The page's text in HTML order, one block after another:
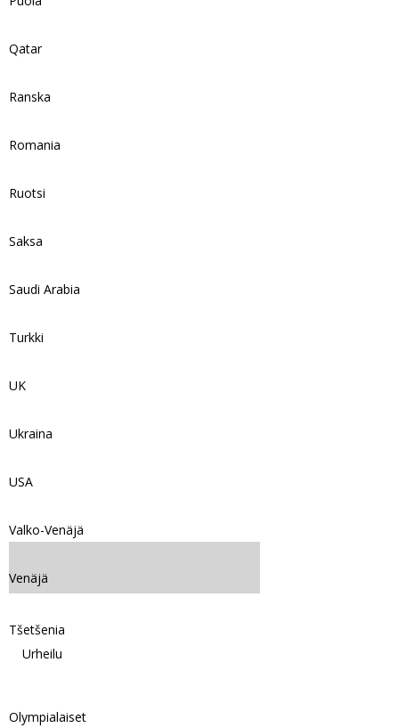
Qatar
Ranska
Romania
Ruotsi
Saksa
Saudi Arabia
Turkki
UK
Ukraina
USA
Valko-Venäjä
Venäjä
Tšetšenia
Urheilu
Olympialaiset